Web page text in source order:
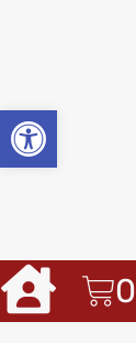
0